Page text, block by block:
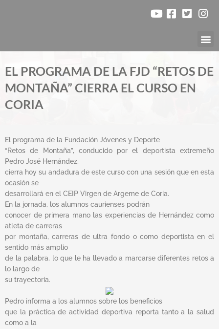
EL PROGRAMA DE LA FJD “RETOS DE
MONTAÑA” CIERRA EL CURSO EN
CORIA
El programa de la Fundación Jóvenes y Deporte
“Retos de Montaña”, conducido por el deportista extremeño
Pedro José Hernández,
cierra hoy su andadura de este curso con una sesión que en esta
ocasión se
desarrollará en el CEIP Virgen de Argeme de Coria.
En la jornada, los alumnos caurienses podrán
conocer de primera mano las experiencias de Hernández como
atleta de carreras
por montaña, carreras de ultra fondo o como deportista en el
sentido más amplio
de la palabra, lo que le ha llevado a marcarse diferentes retos a
lo largo de
su trayectoria.
Pedro informa a los alumnos sobre los beneficios
que la práctica de actividad deportiva reporta tanto a la salud
como a la